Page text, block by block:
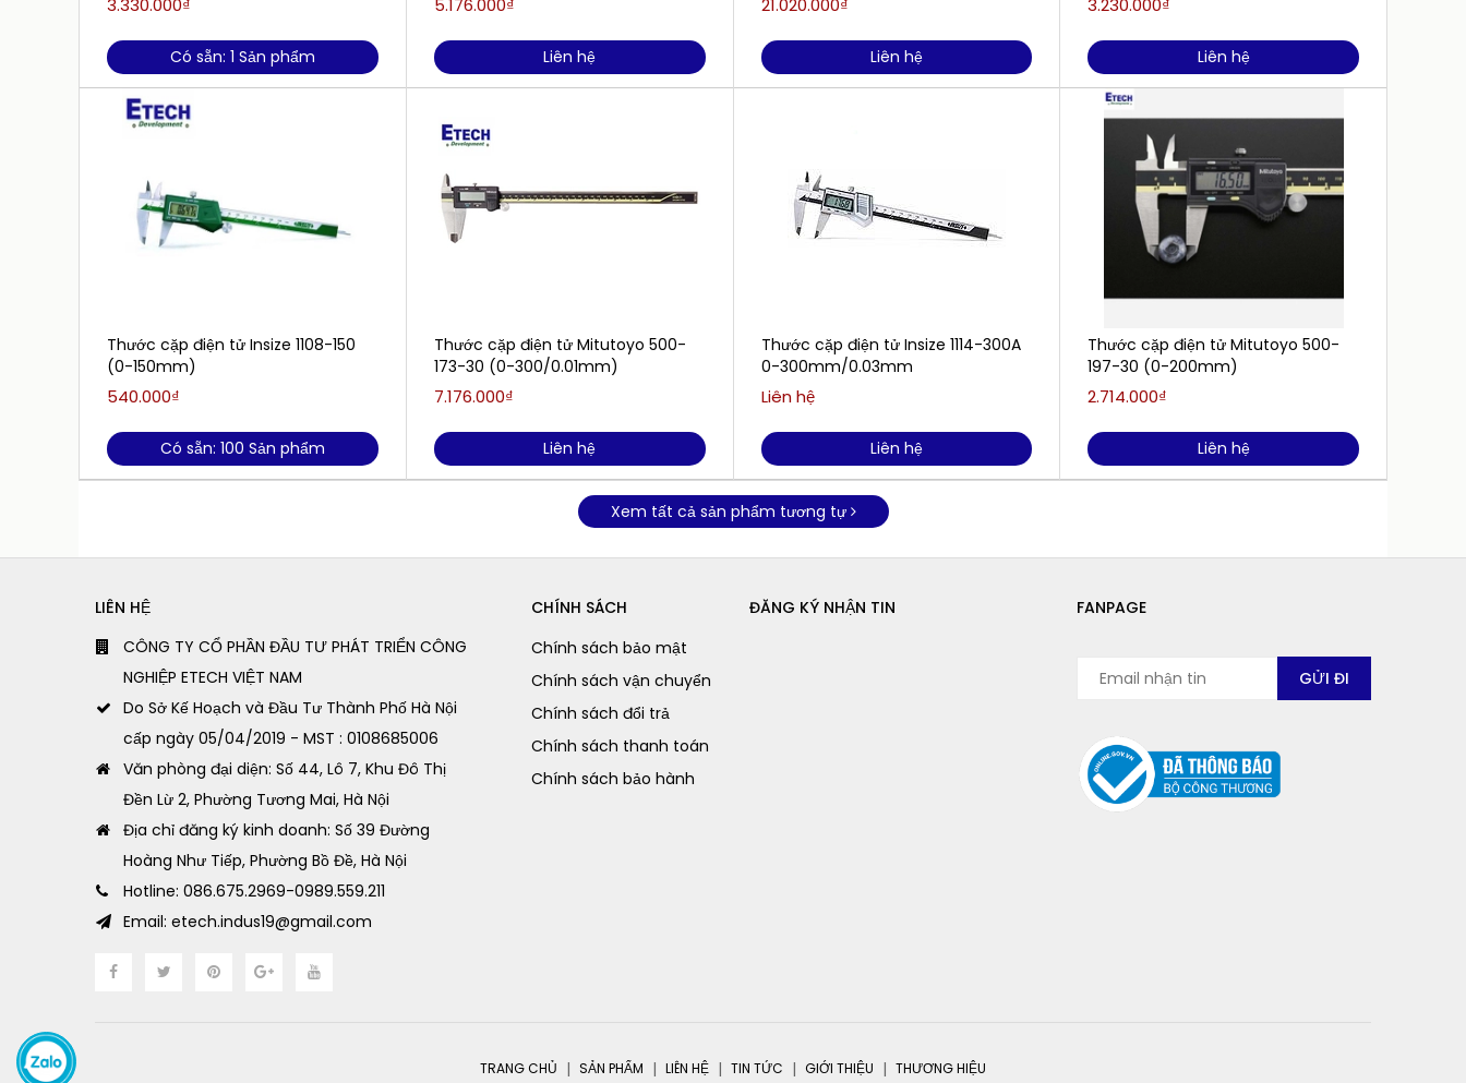
3.330.000₫
Có sẵn: 1 Sản phẩm
Thước cặp điện tử Insize 1108-150
(0-150mm)
540.000₫
Có sẵn: 100 Sản phẩm
5.176.000₫
Liên hệ
Thước cặp điện tử Mitutoyo 500-
173-30 (0-300/0.01mm)
7.176.000₫
Liên hệ
21.020.000₫
Liên hệ
Thước cặp điện tử Insize 1114-300A
0-300mm/0.03mm
Liên hệ
Liên hệ
3.230.000₫
Liên hệ
Thước cặp điện tử Mitutoyo 500-
197-30 (0-200mm)
2.714.000₫
Liên hệ
Xem tất cả sản phẩm tương tự
LIÊN HỆ
CÔNG TY CỔ PHẦN ĐẦU TƯ PHÁT TRIỂN CÔNG
NGHIỆP ETECH VIỆT NAM
Do Sở Kế Hoạch và Đầu Tư Thành Phố Hà Nội
cấp ngày 05/04/2019 - MST : 0108685006
Văn phòng đại diện: Số 44, Lô 7, Khu Đô Thị
Đền Lừ 2, Phường Tương Mai, Hà Nội
Địa chỉ đăng ký kinh doanh: Số 39 Đường
Hoàng Như Tiếp, Phường Bồ Đề, Hà Nội
Hotline: 086.675.2969-0989.559.211
Email: etech.indus19@gmail.com
CHÍNH SÁCH
Chính sách bảo mật
Chính sách vận chuyển
Chính sách đổi trả
Chính sách thanh toán
Chính sách bảo hành
ĐĂNG KÝ NHẬN TIN FANPAGE
TRANG CHỦ SẢN PHẨM LIÊN HỆ TIN TỨC GIỚI THIỆU THƯƠNG HIỆU